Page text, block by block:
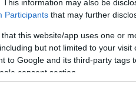
This information may also be
Participants that may further
that this website/app uses one or
but not limited to your
to Google and its third-party tags
consent section.
και μάθετε